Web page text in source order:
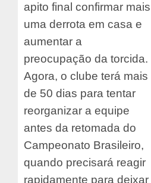
apito final confirmar mais
uma derrota em casa e
aumentar a
preocupação da torcida.
Agora, o clube terá mais
de 50 dias para tentar
reorganizar a equipe
antes da retomada do
Campeonato Brasileiro,
quando precisará reagir
rapidamente para deixar